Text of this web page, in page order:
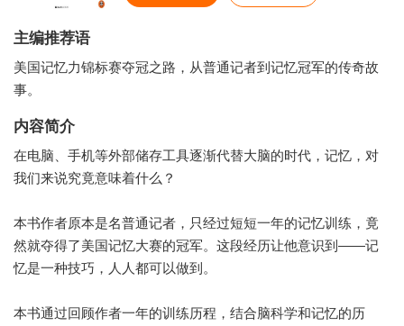
主编推荐语
美国记忆力锦标赛夺冠之路，从普通记者到记忆冠军的传奇故
事。
内容简介
在电脑、手机等外部储存工具逐渐代替大脑的时代，记忆，对
我们来说究竟意味着什么？
本书作者原本是名普通记者，只经过短短一年的记忆训练，竟
然就夺得了美国记忆大赛的冠军。这段经历让他意识到——记
忆是一种技巧，人人都可以做到。
本书通过回顾作者一年的训练历程，结合脑科学和记忆的历